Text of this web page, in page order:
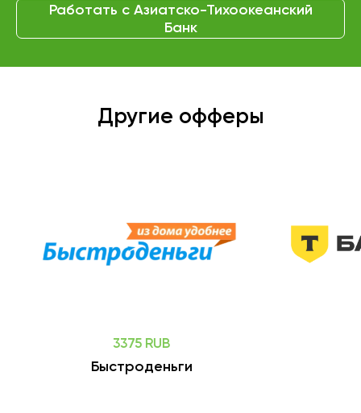
Работать с Азиатско-Тихоокеанский
Банк
Другие офферы
3375 RUB
Быстроденьги